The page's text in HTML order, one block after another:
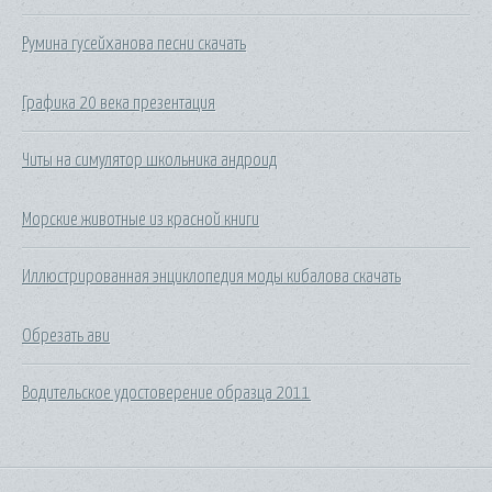
Румина гусейханова песни скачать
Графика 20 века презентация
Читы на симулятор школьника андроид
Морские животные из красной книги
Иллюстрированная энциклопедия моды кибалова скачать
Обрезать ави
Водительское удостоверение образца 2011